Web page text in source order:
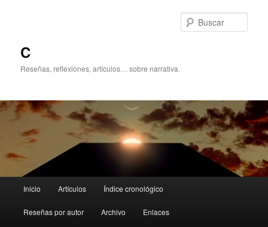
C
Reseñas, reflexiones, artículos… sobre narrativa.
principal
Inicio Artículos Índice cronológico
Reseñas por autor Archivo Enlaces